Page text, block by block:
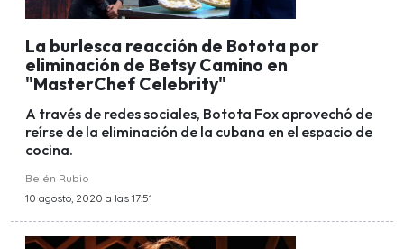
La burlesca reacción de Botota por
eliminación de Betsy Camino en
"MasterChef Celebrity"
A través de redes sociales, Botota Fox aprovechó de
reírse de la eliminación de la cubana en el espacio de
cocina.
Belén Rubio
10 agosto, 2020 a las 17:51